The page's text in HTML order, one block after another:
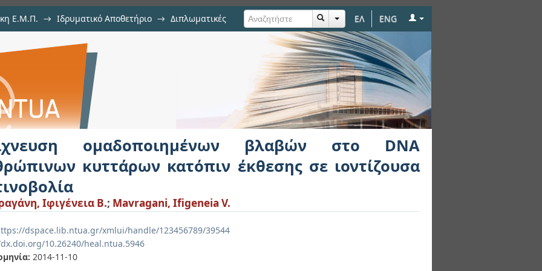
ΕΛ ENG
Ε.Μ.Π. → Ιδρυματικό Αποθετήριο → Διπλωματικές
βλαβών στο DNA ανθρώπινων κυττάρων
ακτινοβολία
ομαδοποιημένων βλαβών στο DNA
κυττάρων κατόπιν έκθεσης σε ιοντίζουσα
Ιφιγένεια Β.; Mavragani, Ifigeneia V.
dspace.lib.ntua.gr/xmlui/handle/123456789/39544
10.26240/heal.ntua.5946
2014-11-10